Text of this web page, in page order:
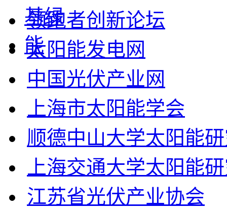
领跑者创新论坛
太阳能发电网
中国光伏产业网
上海市太阳能学会
顺德中山大学太阳能
上海交通大学太阳能
江苏省光伏产业协会